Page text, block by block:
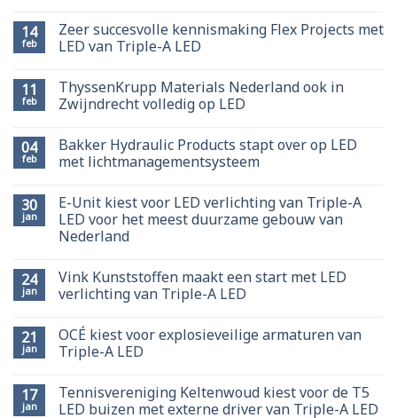
14
feb
Zeer succesvolle kennismaking Flex Projects met
LED van Triple-A LED
11
feb
ThyssenKrupp Materials Nederland ook in
Zwijndrecht volledig op LED
04
feb
Bakker Hydraulic Products stapt over op LED
met lichtmanagementsysteem
30
jan
E-Unit kiest voor LED verlichting van Triple-A
LED voor het meest duurzame gebouw van
Nederland
24
jan
Vink Kunststoffen maakt een start met LED
verlichting van Triple-A LED
21
jan
OCÉ kiest voor explosieveilige armaturen van
Triple-A LED
17
jan
Tennisvereniging Keltenwoud kiest voor de T5
LED buizen met externe driver van Triple-A LED